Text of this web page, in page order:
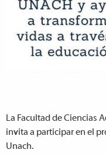
La Facultad de Ciencias
invita a participar en el
Unach.